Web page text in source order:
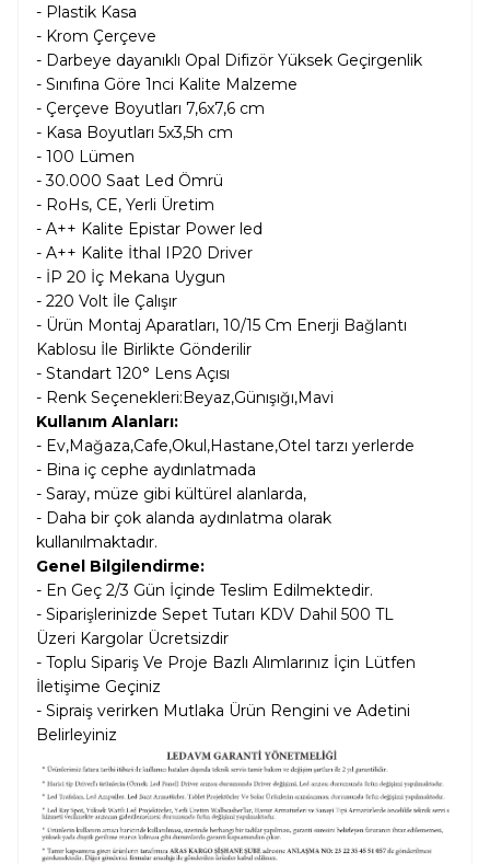
- Plastik Kasa
- Krom Çerçeve
- Darbeye dayanıklı Opal Difizör Yüksek Geçirgenlik
- Sınıfına Göre 1nci Kalite Malzeme
- Çerçeve Boyutları 7,6x7,6 cm
- Kasa Boyutları 5x3,5h cm
- 100 Lümen
- 30.000 Saat Led Ömrü
- RoHs, CE, Yerli Üretim
- A++ Kalite Epistar Power led
- A++ Kalite İthal IP20 Driver
- İP 20 İç Mekana Uygun
- 220 Volt İle Çalışır
- Ürün Montaj Aparatları, 10/15 Cm Enerji Bağlantı
Kablosu İle Birlikte Gönderilir
- Standart 120° Lens Açısı
- Renk Seçenekleri:Beyaz,Günışığı,Mavi
Kullanım Alanları:
- Ev,Mağaza,Cafe,Okul,Hastane,Otel tarzı yerlerde
- Bina iç cephe aydınlatmada
- Saray, müze gibi kültürel alanlarda,
- Daha bir çok alanda aydınlatma olarak
kullanılmaktadır.
Genel Bilgilendirme:
- En Geç 2/3 Gün İçinde Teslim Edilmektedir.
- Siparişlerinizde Sepet Tutarı KDV Dahil 500 TL
Üzeri Kargolar Ücretsizdir
- Toplu Sipariş Ve Proje Bazlı Alımlarınız İçin Lütfen
İletişime Geçiniz
- Sipraiş verirken Mutlaka Ürün Rengini ve Adetini
Belirleyiniz